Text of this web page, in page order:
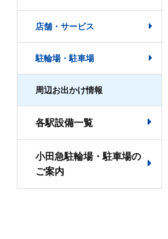
店舗・サービス
駐輪場・駐車場
周辺お出かけ情報
各駅設備一覧
小田急駐輪場・駐車場の
ご案内